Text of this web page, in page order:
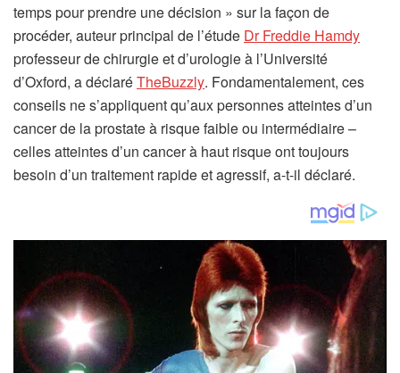
temps pour prendre une décision » sur la façon de
procéder, auteur principal de l’étude Dr Freddie Hamdy(
’
o
d
a
n
s
u
professeur de chirurgie et d’urologie à l’Université
d’Oxford, a déclaréTheBuzzly(
s
’
o
u
e
d
a
n
s
u
. Fondamentalement, ces
conseils ne s’appliquent qu’aux personnes atteintes d’un
cancer de la prostate à risque faible ou intermédiaire –
celles atteintes d’un cancer à haut risque ont toujours
besoin d’un traitement rapide et agressif, a-t-il déclaré.